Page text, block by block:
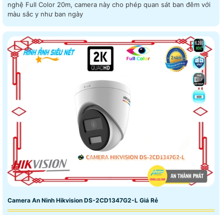
nghệ Full Color 20m, camera này cho phép quan sát ban đêm với
màu sắc y như ban ngày
Camera An Ninh Hikvision DS-2CD1347G2-L Giá Rẻ